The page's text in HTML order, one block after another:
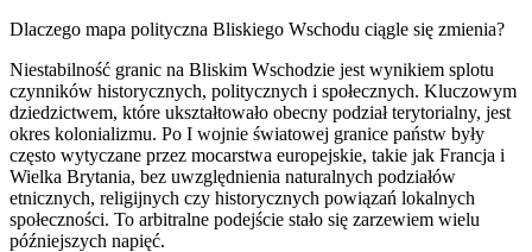
Dlaczego mapa polityczna Bliskiego Wschodu ciągle się zmienia?
Niestabilność granic na Bliskim Wschodzie jest wynikiem splotu
czynników historycznych, politycznych i społecznych. Kluczowym
dziedzictwem, które ukształtowało obecny podział terytorialny, jest
okres kolonializmu. Po I wojnie światowej granice państw były
często wytyczane przez mocarstwa europejskie, takie jak Francja i
Wielka Brytania, bez uwzględnienia naturalnych podziałów
etnicznych, religijnych czy historycznych powiązań lokalnych
społeczności. To arbitralne podejście stało się zarzewiem wielu
późniejszych napięć.